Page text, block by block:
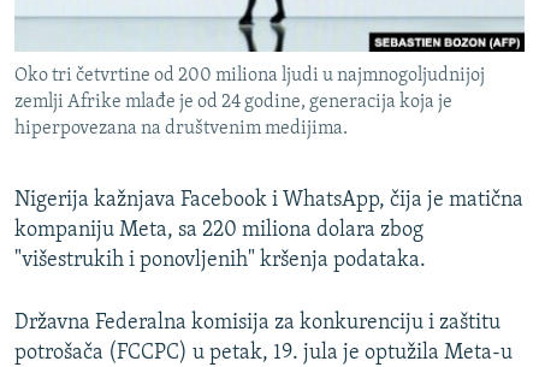
POPLAVE I KLIZIŠTA U BIH 2024.
TV LIBERTY
MOJA EVROPA
TRI DECENIJE OD RATA U BIH
SVE KARTE DEJTONA
NASTANAK I RASPAD JUGOSLAVIJE
PRATITE NAS
Sve RFE/RL stranice
Oko tri četvrtine od 200 miliona ljudi u najmnogoljudnijoj
zemlji Afrike mlađe je od 24 godine, generacija koja je
hiperpovezana na društvenim medijima.
Nigerija kažnjava Facebook i WhatsApp, čija je matična
kompaniju Meta, sa 220 miliona dolara zbog
"višestrukih i ponovljenih" kršenja podataka.
Državna Federalna komisija za konkurenciju i zaštitu
potrošača (FCCPC) u petak, 19. jula je optužila Meta-u